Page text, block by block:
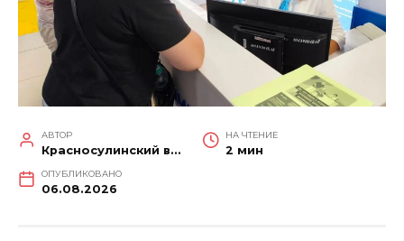
АВТОР
Красносулинский вестник
НА ЧТЕНИЕ
2 мин
ОПУБЛИКОВАНО
06.08.2026